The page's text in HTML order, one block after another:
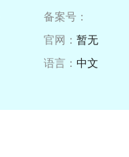
备案号：
官网： 暂无
语言： 中文